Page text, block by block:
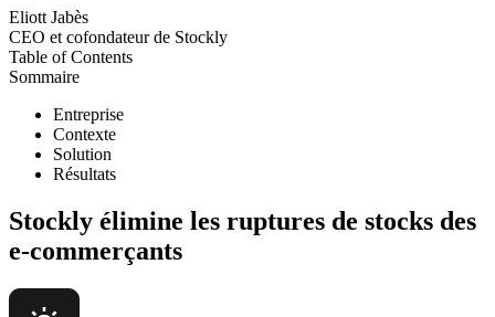
Eliott Jabès
CEO et cofondateur de Stockly
Table of Contents
Sommaire
Entreprise
Contexte
Solution
Résultats
Stockly élimine les ruptures de stocks des
e-commerçants